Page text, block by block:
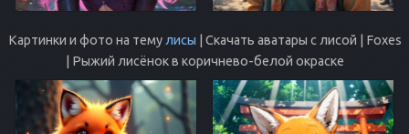
Картинки и фото на темулисы | Скачать аватары с лисой | Foxes
| Рыжий лисёнок в коричнево-белой окраске